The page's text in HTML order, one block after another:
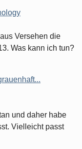
Versehen die
Was kann ich tun?
und daher habe
Vielleicht passt